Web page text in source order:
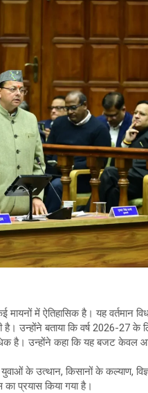
में ऐतिहासिक है। यह वर्तमान
है। उन्होंने बताया कि वर्ष 2026-
है। उन्होंने कहा कि यह बजट केवल
के उत्थान, किसानों के कल्याण,
प्रयास किया गया है।